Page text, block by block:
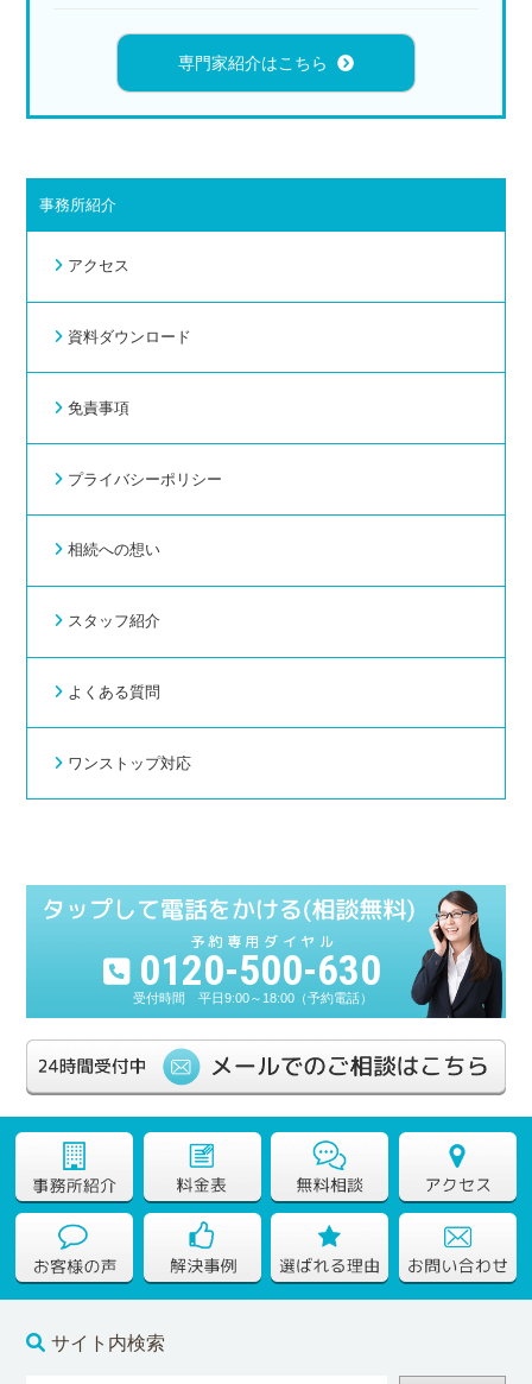
専門家紹介はこちら
事務所紹介
アクセス
資料ダウンロード
免責事項
プライバシーポリシー
相続への想い
スタッフ紹介
よくある質問
ワンストップ対応
0120-500-630
平日9:00～18:00（予約電話）
サイト内検索